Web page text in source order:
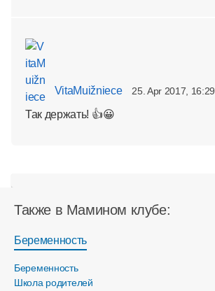
VitaMuižniece 25. Apr 2017, 16:29
Так держать! 👍😀
Также в Мамином клубе:
Беременность
Беременность
Школа родителей